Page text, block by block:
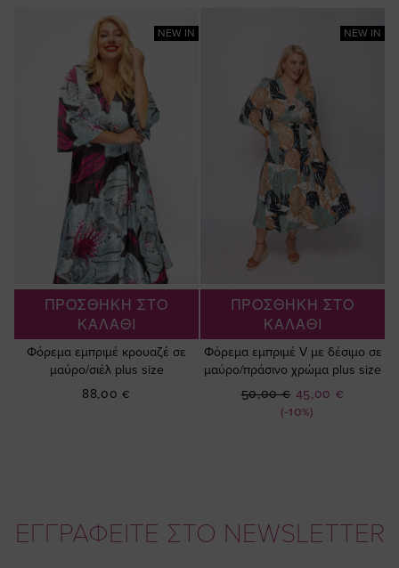
NEW IN
ΠΡΟΣΘΗΚΗ ΣΤΟ
ΚΑΛΑΘΙ
Φόρεμα εμπριμέ κρουαζέ σε
μαύρο/σιέλ plus size
88,00 €
NEW IN
ΠΡΟΣΘΗΚΗ ΣΤΟ
ΚΑΛΑΘΙ
Φόρεμα εμπριμέ V με δέσιμο σε
μαύρο/πράσινο χρώμα plus size
(-10%)
Ειδική
Τιμή
45,00 €
50,00 €
ΕΓΓΡΑΦΕΙΤΕ ΣΤΟ NEWSLETTER